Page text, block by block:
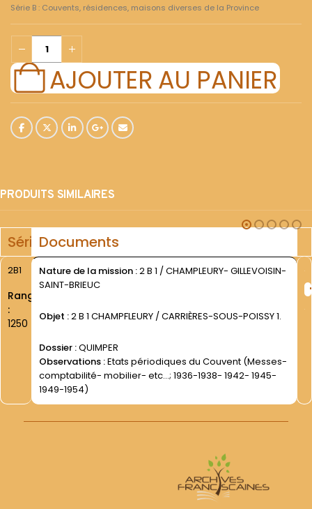
Série B : Couvents, résidences, maisons diverses de la Province
AJOUTER AU PANIER
PRODUITS SIMILAIRES
SérieDocuments
2B1
Rang
:
1250
Nature de la mission :2 B 1 / CHAMPLEURY- GILLEVOISIN-
SAINT-BRIEUC
Objet :2 B 1 CHAMPFLEURY / CARRIÈRES-SOUS-POISSY 1.
Dossier :QUIMPER
Observations :Etats périodiques du Couvent (Messes-
comptabilité- mobilier- etc...; 1936-1938- 1942- 1945-
1949-1954)